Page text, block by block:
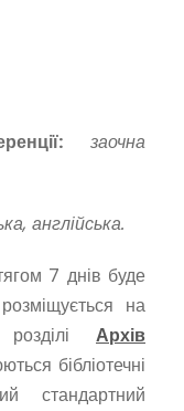
заочна
англійська.
7 днів буде
на
Архів
бібліотечні
стандартний